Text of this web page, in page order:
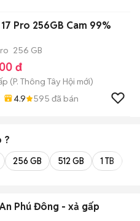
Pro 256GB Cam 99%
256 GB
đ
(P. Thông Tây Hội mới)
4.9 595 đã bán
?
256 GB 512 GB 1 TB
Phú Đông - xả gấp